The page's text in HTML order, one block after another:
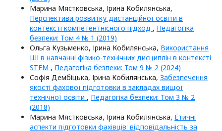
Марина Мястковська, Ірина Кобилянська,
Перспективи розвитку дистанційної освіти в
контексті компетентнісного підход , Педагогіка
безпеки: Том 4 № 1 (2019)
Ольга Кузьменко, Ірина Кобилянська, Використання
ШІ в навчанні фізико-технічних дисциплін в контексті
STEM , Педагогіка безпеки: Том 9 № 2 (2024)
Софія Дембіцька, Ірина Кобилянська, Забезпечення
якості фахової підготовки в закладах вищої
технічної освіти , Педагогіка безпеки: Том 3 № 2
(2018)
Марина Мястковська, Ірина Кобилянська, Етичні
аспекти підготовки фахівців: відповідальність за